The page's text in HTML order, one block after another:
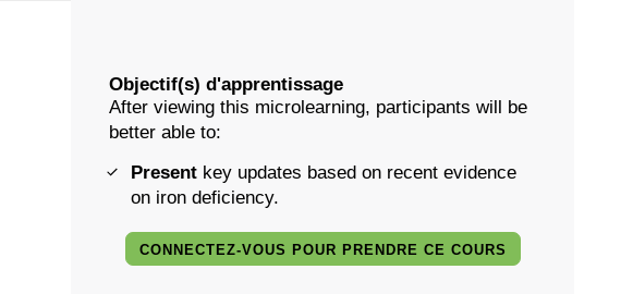
Objectif(s) d'apprentissage
After viewing this microlearning, participants will be
better able to:
Present key updates based on recent evidence
on iron deficiency.
CONNECTEZ-VOUS POUR PRENDRE CE COURS